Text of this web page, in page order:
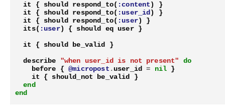
it
{ should respond_to( :content)
}
it
{ should respond_to( :user_id )
}
it
{ should respond_to( :user)
}
its( :user) { should eq user }
it
{ should be_valid
}
describe
"when user_id is not present"
do
before
{ @micropost .user_id = nil }
it
{ should_not be_valid
}
end
end